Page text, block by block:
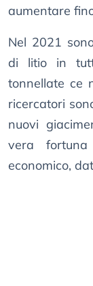
aumentare
Nel 2021
di litio in
tonnellate ce
ricercatori
nuovi
vera
economico,